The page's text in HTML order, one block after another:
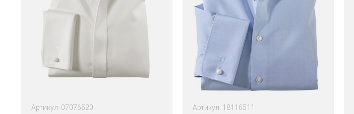
Артикул: 07076520 Артикул: 18116511